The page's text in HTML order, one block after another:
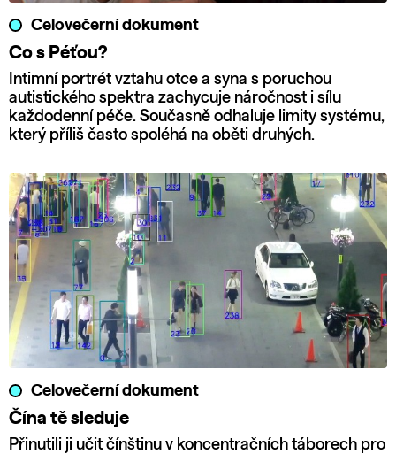
Celovečerní dokument
Co s Péťou?
Intimní portrét vztahu otce a syna s poruchou
autistického spektra zachycuje náročnost i sílu
každodenní péče. Současně odhaluje limity systému,
který příliš často spoléhá na oběti druhých.
Celovečerní dokument
Čína tě sleduje
Přinutili ji učit čínštinu v koncentračních táborech pro